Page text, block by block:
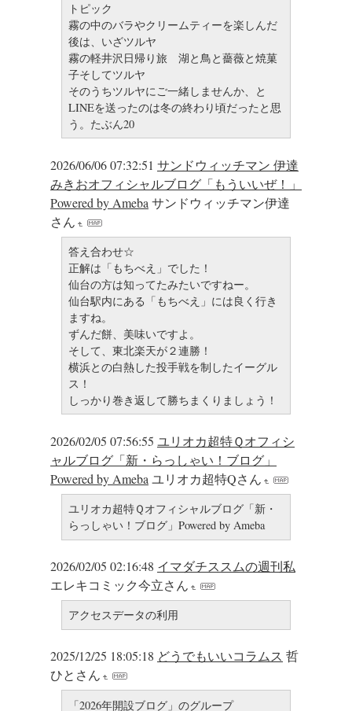
トピック
霧の中のバラやクリームティーを楽しんだ
後は、いざツルヤ
霧の軽井沢日帰り旅 湖と鳥と薔薇と焼菓
子そしてツルヤ
そのうちツルヤにご一緒しませんか、と
LINEを送ったのは冬の終わり頃だったと思
う。たぶん20
2026/06/06 07:32:51 サンドウィッチマン 伊達
みきおオフィシャルブログ「もういいぜ！」
Powered by Ameba サンドウィッチマン伊達
さん
答え合わせ☆
正解は「もちべえ」でした！
仙台の方は知ってたみたいですねー。
仙台駅内にある「もちべえ」には良く行き
ますね。
ずんだ餅、美味いですよ。
そして、東北楽天が２連勝！
横浜との白熱した投手戦を制したイーグル
ス！
しっかり巻き返して勝ちまくりましょう！
2026/02/05 07:56:55 ユリオカ超特Ｑオフィシ
ャルブログ「新・らっしゃい！ブログ」
Powered by Ameba ユリオカ超特Qさん
ユリオカ超特Ｑオフィシャルブログ「新・
らっしゃい！ブログ」Powered by Ameba
2026/02/05 02:16:48 イマダチススムの週刊私
エレキコミック今立さん
アクセスデータの利用
2025/12/25 18:05:18 どうでもいいコラムス 哲
ひとさん
「2026年開設ブログ」のグループ